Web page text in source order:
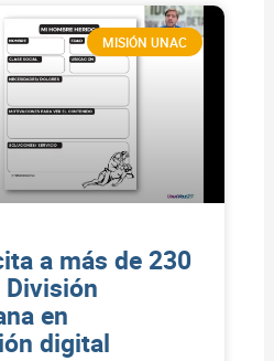
MISIÓN UNAC
a más de 230
División
en
digital